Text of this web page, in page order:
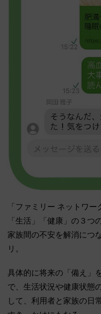
「ファミリー ネットワー
「生活」「健康」の３つ
家族間の不安を解消につ
リ。
具体的に将来の「備え」
で、生活状況や健康状態
して、利用者と家族の日